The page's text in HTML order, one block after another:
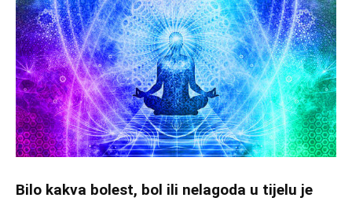
Bilo kakva bolest, bol ili nelagoda u tijelu je